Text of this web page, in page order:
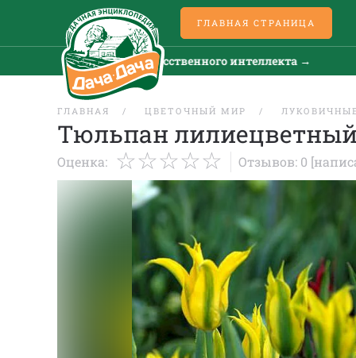
ГЛАВНАЯ СТРАНИЦА
Все новости искусственного интеллекта →
ГЛАВНАЯ ЦВЕТОЧНЫЙ МИР
Тюльпан
Оценка: Отзывов: 0